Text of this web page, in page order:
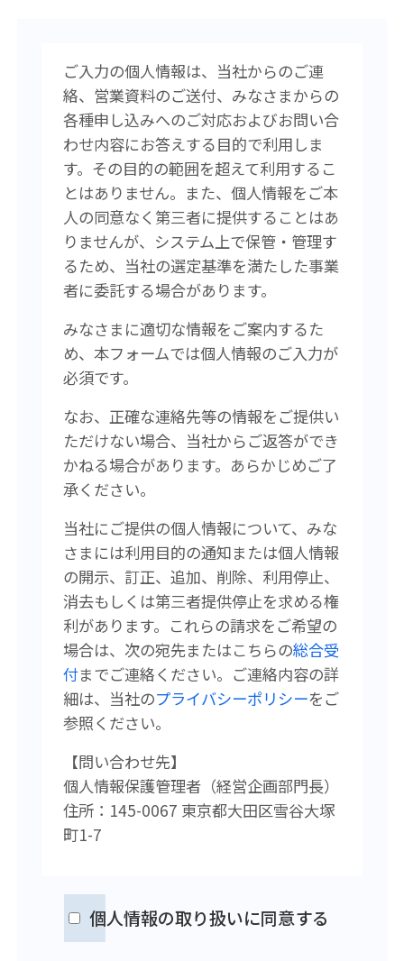
ご入力の個人情報は、当社からのご連
絡、営業資料のご送付、みなさまからの
各種申し込みへのご対応およびお問い合
わせ内容にお答えする目的で利用しま
す。その目的の範囲を超えて利用するこ
とはありません。また、個人情報をご本
人の同意なく第三者に提供することはあ
りませんが、システム上で保管・管理す
るため、当社の選定基準を満たした事業
者に委託する場合があります。
みなさまに適切な情報をご案内するた
め、本フォームでは個人情報のご入力が
必須です。
なお、正確な連絡先等の情報をご提供い
ただけない場合、当社からご返答ができ
かねる場合があります。あらかじめご了
承ください。
当社にご提供の個人情報について、みな
さまには利用目的の通知または個人情報
の開示、訂正、追加、削除、利用停止、
消去もしくは第三者提供停止を求める権
利があります。 これらの請求をご希望の
場合は、次の宛先またはこちらの総合受
付までご連絡ください。 ご連絡内容の詳
細は、当社のプライバシーポリシーをご
参照ください。
【問い合わせ先】
個人情報保護管理者（経営企画部門長）
住所：145-0067 東京都大田区雪谷大塚
町1-7
個人情報の取り扱いに同意する